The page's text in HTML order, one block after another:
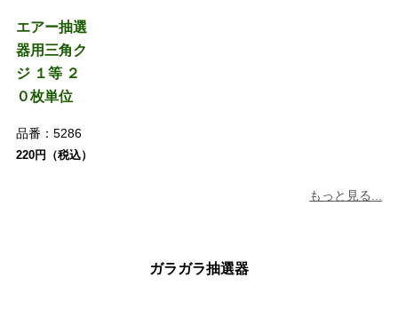
エアー抽選
器用三角ク
ジ １等 ２
０枚単位
品番： 5286
220円（税込）
もっと見る...
ガラガラ抽選器